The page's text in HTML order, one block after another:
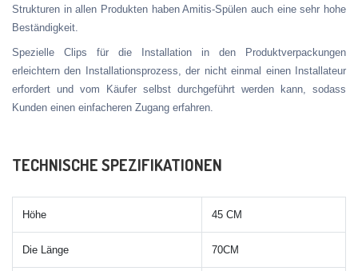
Strukturen in allen Produkten haben Amitis-Spülen auch eine sehr hohe
Beständigkeit.
Spezielle Clips für die Installation in den Produktverpackungen
erleichtern den Installationsprozess, der nicht einmal einen Installateur
erfordert und vom Käufer selbst durchgeführt werden kann, sodass
Kunden einen einfacheren Zugang erfahren.
TECHNISCHE SPEZIFIKATIONEN
Höhe 45 CM
Die Länge 70CM